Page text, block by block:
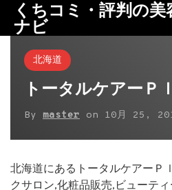
くちコミ・評判の
ナビ
北海道
トータルケアーＰ
By master on 10月 25,
北海道にあるトータルケアーＰ
クサロン,化粧品販売,ビューテ